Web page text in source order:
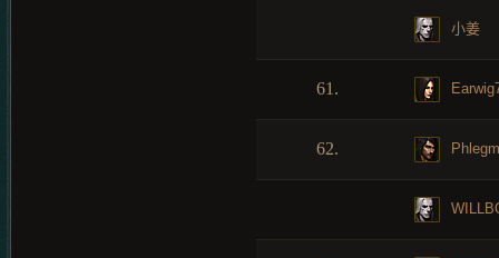
小姜
61.
62.